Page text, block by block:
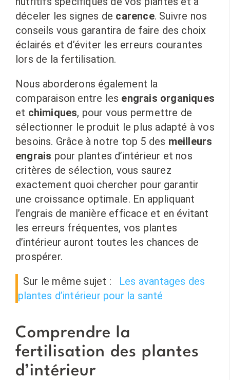
déceler les signes de carence. Suivre nos
conseils vous garantira de faire des choix
éclairés et d’éviter les erreurs courantes
lors de la fertilisation.
Nous aborderons également la
comparaison entre les engrais organiques
et chimiques, pour vous permettre de
sélectionner le produit le plus adapté à vos
besoins. Grâce à notre top 5 des meilleurs
engrais pour plantes d’intérieur et nos
critères de sélection, vous saurez
exactement quoi chercher pour garantir
une croissance optimale. En appliquant
l’engrais de manière efficace et en évitant
les erreurs fréquentes, vos plantes
d’intérieur auront toutes les chances de
prospérer.
Sur le même sujet :
Les avantages des
plantes d’intérieur pour la santé
Comprendre la
fertilisation des plantes
d’intérieur